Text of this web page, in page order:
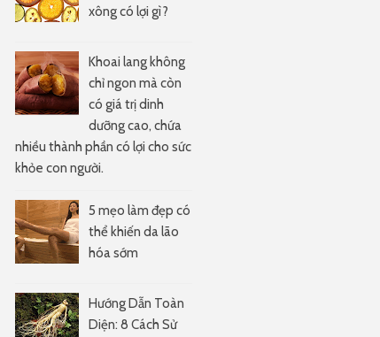
xông có lợi gì?
Khoai lang không
chỉ ngon mà còn
có giá trị dinh
dưỡng cao, chứa
nhiều thành phần có lợi cho sức
khỏe con người.
5 mẹo làm đẹp có
thể khiến da lão
hóa sớm
Hướng Dẫn Toàn
Diện: 8 Cách Sử